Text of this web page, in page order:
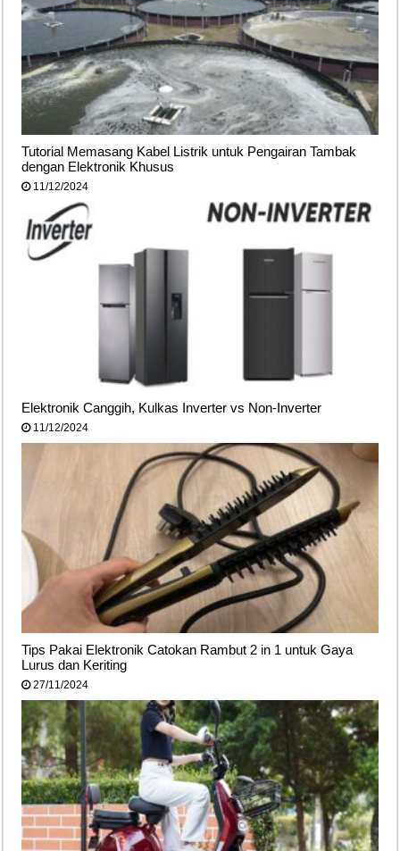
Tutorial Memasang Kabel Listrik untuk Pengairan Tambak
dengan Elektronik Khusus
11/12/2024
Elektronik Canggih, Kulkas Inverter vs Non-Inverter
11/12/2024
Tips Pakai Elektronik Catokan Rambut 2 in 1 untuk Gaya
Lurus dan Keriting
27/11/2024